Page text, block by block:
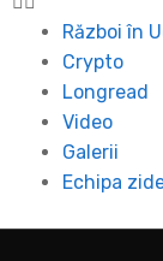
Război în
Crypto
Longread
Video
Galerii
Echipa